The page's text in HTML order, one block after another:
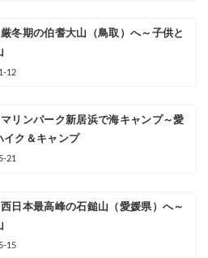
厳冬期の伯耆大山（鳥取）へ～子供と
12
マリンパーク新居浜で海キャンプ～愛
イク＆キャンプ
21
西日本最高峰の石鎚山（愛媛県）へ～
15